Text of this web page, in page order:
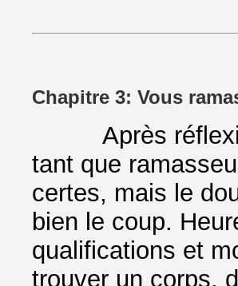
Chapitre 3: Vous
Après
tant que
certes, mais le
bien le coup.
qualifications et
trouver un corps,